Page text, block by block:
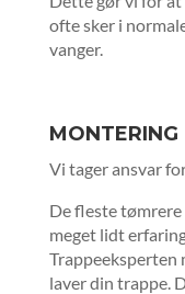
ofte sker i
vanger.
MONTERING
Vi tager ansvar
De fleste
meget lidt
Trappeeksperten
laver din trappe.